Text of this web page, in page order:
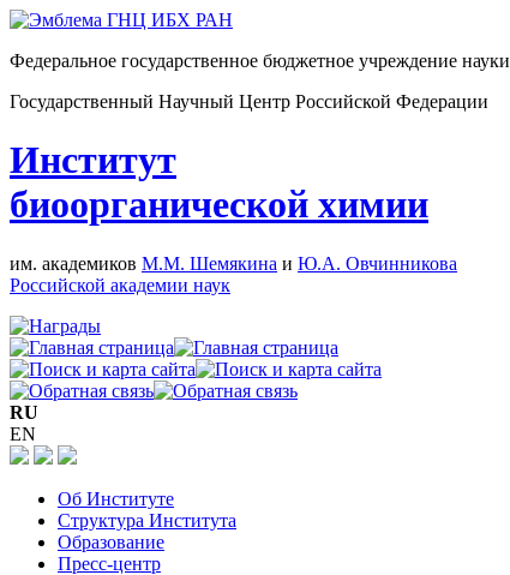
Федеральное государственное бюджетное учреждение науки
Государственный Научный Центр Российской Федерации
Институт
биоорганической химии
им. академиков М.М. Шемякина и Ю.А. Овчинникова
Российской академии наук
RU
EN
Об Институте
Структура Института
Образование
Пресс-центр